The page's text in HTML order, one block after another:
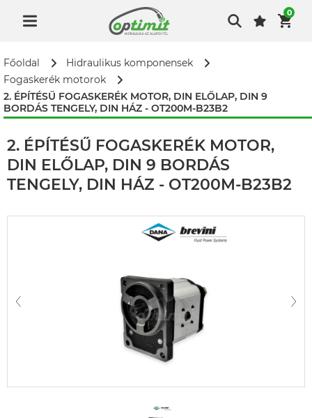
0
Főoldal
Hidraulikus komponensek
Fogaskerék motorok
2. ÉPÍTÉSŰ FOGASKERÉK MOTOR, DIN ELŐLAP, DIN 9
BORDÁS TENGELY, DIN HÁZ - OT200M-B23B2
2. ÉPÍTÉSŰ FOGASKERÉK MOTOR,
DIN ELŐLAP, DIN 9 BORDÁS
TENGELY, DIN HÁZ - OT200M-B23B2